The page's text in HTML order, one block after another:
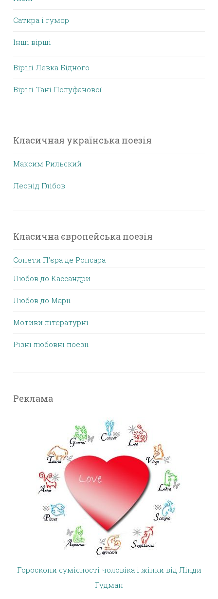
Сатира і гумор
Інші вірші
Вірші Левка Бідного
Вірші Тані Полуфанової
Класичная українська поезія
Максим Рильский
Леонід Глібов
Класична європейська поезія
Сонети П’єра де Ронсара
Любов до Кассандри
Любов до Марії
Мотиви літературні
Різні любовні поезії
Реклама
Гороскопи сумісності чоловіка і жінки від Лінди
Гудман